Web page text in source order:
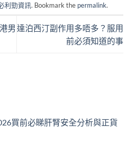
利勁資訊. Bookmark the permalink.
男 達泊西汀副作用多唔多？服用
前必須知道的事
買前必睇肝腎安全分析與正貨